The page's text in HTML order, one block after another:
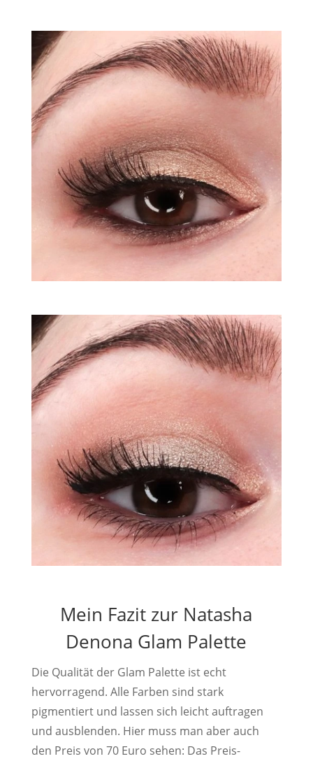
Mein Fazit zur Natasha
Denona Glam Palette
Die Qualität der Glam Palette ist echt
hervorragend. Alle Farben sind stark
pigmentiert und lassen sich leicht auftragen
und ausblenden. Hier muss man aber auch
den Preis von 70 Euro sehen: Das Preis-